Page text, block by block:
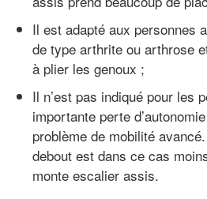
Il est adapté aux personnes
de type arthrite ou arthrose
à plier les genoux ;
Il n’est pas indiqué pour les
importante perte
problème de mobilité
debout est dans ce cas
monte escalier assis.